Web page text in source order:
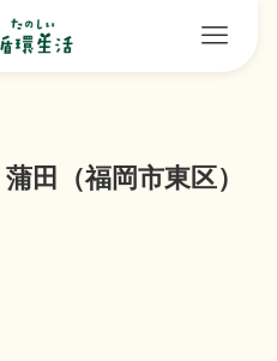
田（福岡市東区）